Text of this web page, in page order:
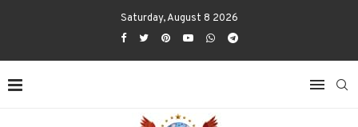
Saturday, August 8 2026